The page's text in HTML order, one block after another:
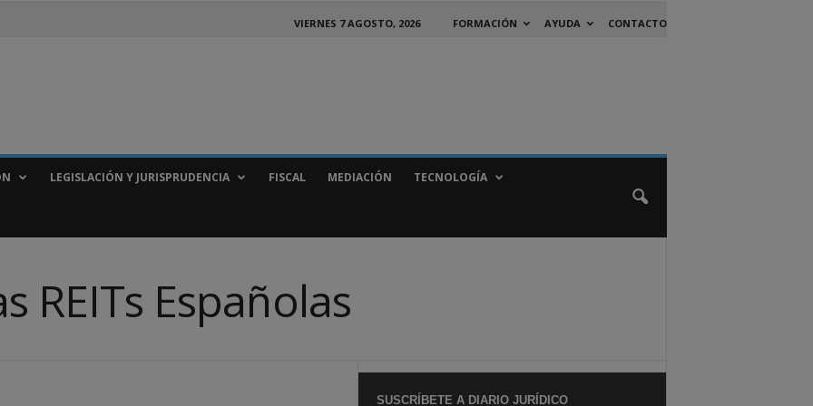
VIERNES 7 AGOSTO, 2026 FORMACIÓN AYUDA CONTACTO
LEGISLACIÓN Y JURISPRUDENCIA FISCAL MEDIACIÓN TECNOLOGÍA
REITs Españolas
SUSCRÍBETE A DIARIO JURÍDICO